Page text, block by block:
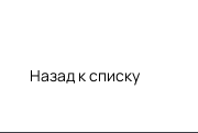
Назад к списку